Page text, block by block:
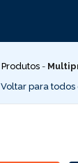
Produtos-
Voltar para todos